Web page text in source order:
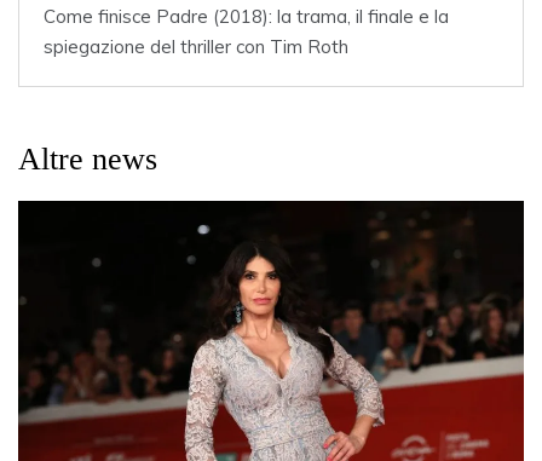
Come finisce Padre (2018): la trama, il finale e la
spiegazione del thriller con Tim Roth
Altre news